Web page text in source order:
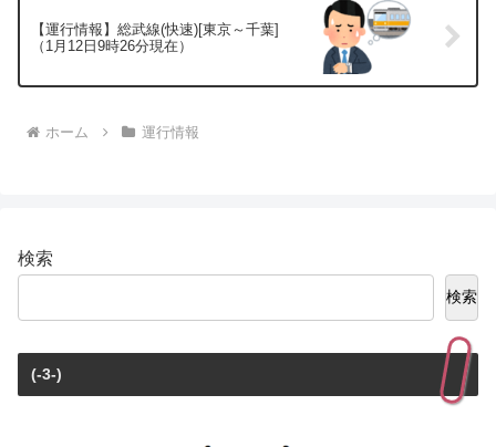
【運行情報】総武線(快速)[東京～千葉]
（1月12日9時26分現在）
ホーム 運行情報
検索
検索
(-3-)